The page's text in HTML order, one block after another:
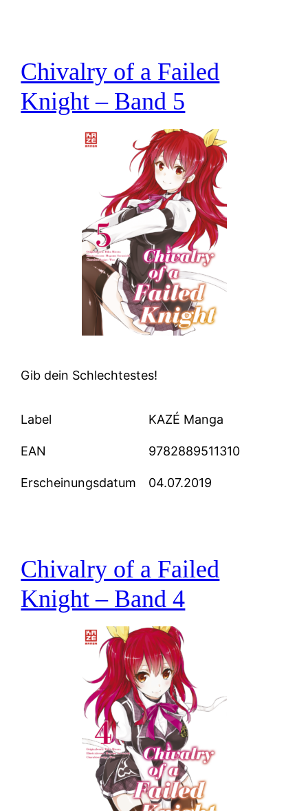
Chivalry of a Failed
Knight – Band 5
Gib dein Schlechtestes!
Label KAZÉ Manga
EAN 9782889511310
Erscheinungsdatum 04.07.2019
Chivalry of a Failed
Knight – Band 4